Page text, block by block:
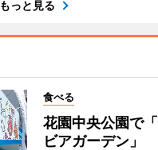
もっと見る
食べる
花園中央公園で
ビアガーデン」